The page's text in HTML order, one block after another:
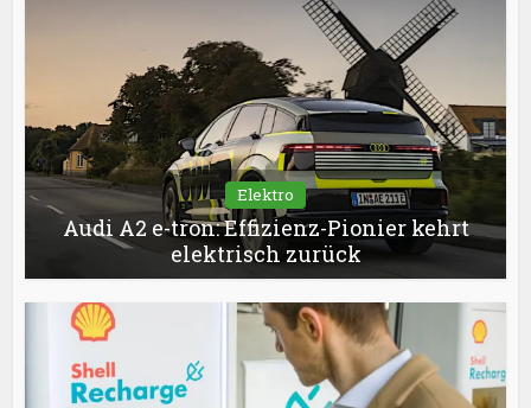
Elektro
Audi A2 e-tron: Effizienz-Pionier kehrt
elektrisch zurück